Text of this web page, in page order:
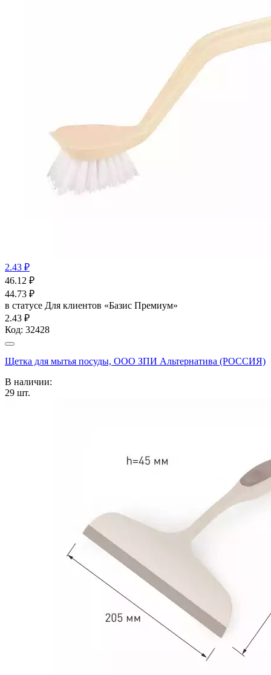
2.43 ₽
46.12 ₽
44.73 ₽
в статусе Для клиентов «Базис Премиум»
2.43 ₽
Код: 32428
Щетка для мытья посуды, ООО ЗПИ Альтернатива (РОССИЯ)
В наличии:
29 шт.